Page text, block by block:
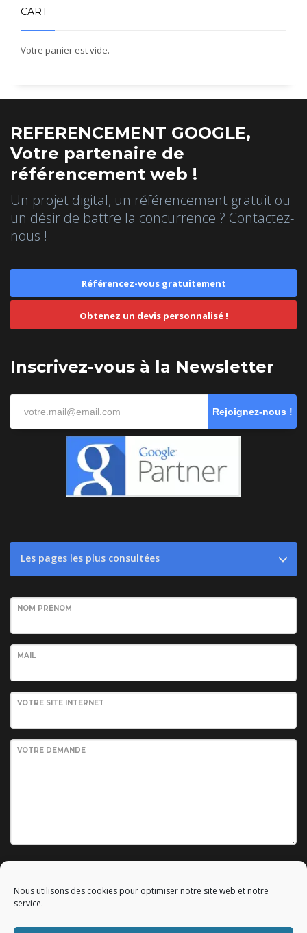
Nous utilisons des cookies pour optimiser notre site web et notre
service.
CART
Votre panier est vide.
REFERENCEMENT GOOGLE,
Votre partenaire de
référencement web !
Un projet digital, un référencement gratuit ou
un désir de battre la concurrence ? Contactez-
nous !
Référencez-vous gratuitement
Obtenez un devis personnalisé !
Inscrivez-vous à la Newsletter
Rejoignez-nous !
Les pages les plus consultées
NOM PRÉNOM
MAIL
VOTRE SITE INTERNET
VOTRE DEMANDE